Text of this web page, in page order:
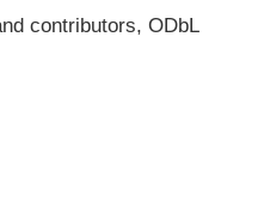
contributors, ODbL